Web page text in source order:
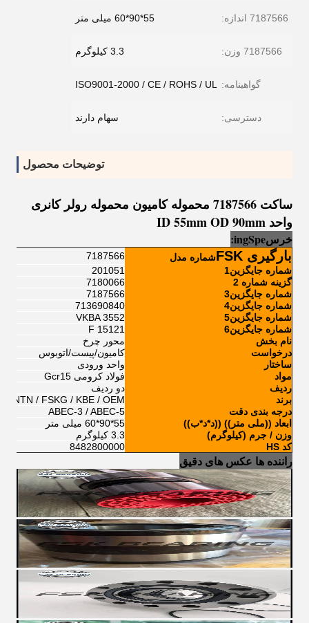
7187566 اندازه: 55*90*60 میلی متر
7187566 وزن: 3.3 کیلوگرم
گواهینامه: ISO9001-2000 / CE / ROHS / UL
دسترسی: سهام دارند
توضیحات محصول
ساکت 7187566 محموله کامیون محموله رولر کانری
واحد ID 55mm OD 90mm
خرس ingSpe
:
بارگیری FSK شماره مدل
7187566
شماره جایگزین1
201051
گزینه شماره 2
7180066
شماره جایگزین3
7187566
شماره جایگزین4
713690840
شماره جایگزین5
VKBA 3552
شماره جایگزین6
F 15121
نام بخش
محور چرخ
درخواست
کامیون/پیست/اتوبوس
ساختار
واحد ورودی
مواد
فولاد کرومی Gcr15
ردیف
دو ردیف
برند
/ NTN / FSKG / KBE / OEM
درجه بندی دقت
ABEC-3 / ABEC-5
ابعاد ((ملی متر)) ((د*د*ب))
55*90*60 میلی متر
وزن / جرم (کیلوگرم)
3.3 کیلوگرم
کد HS
8482800000
راننده ها عکس های دقیق